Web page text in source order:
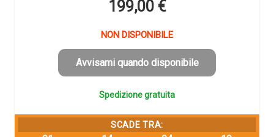
199,00 €
NON DISPONIBILE
Avvisami quando disponibile
Spedizione gratuita
SCADE TRA: